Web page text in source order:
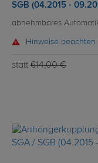
SGB (04.2015 -
abnehmbares
Hinweise beachten
statt 614,00 €